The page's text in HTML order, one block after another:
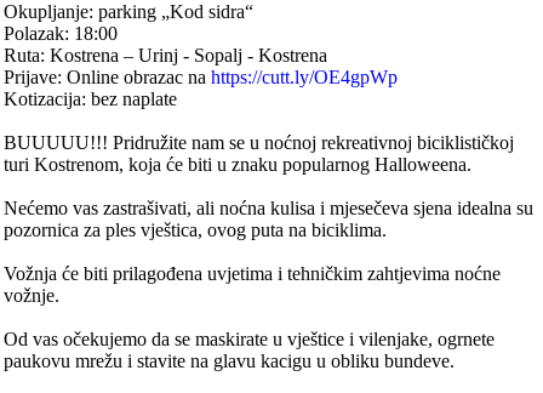
Okupljanje: parking „Kod sidra“
Polazak: 18:00
Ruta: Kostrena – Urinj - Sopalj - Kostrena
Prijave: Online obrazac nahttps://cutt.ly/OE4gpWp
Kotizacija: bez naplate
BUUUUU!!! Pridružite nam se u noćnoj rekreativnoj biciklističkoj
turi Kostrenom, koja će biti u znaku popularnog Halloweena.
Nećemo vas zastrašivati, ali noćna kulisa i mjesečeva sjena idealna su
pozornica za ples vještica, ovog puta na biciklima.
Vožnja će biti prilagođena uvjetima i tehničkim zahtjevima noćne
vožnje.
Od vas očekujemo da se maskirate u vještice i vilenjake, ogrnete
paukovu mrežu i stavite na glavu kacigu u obliku bundeve.